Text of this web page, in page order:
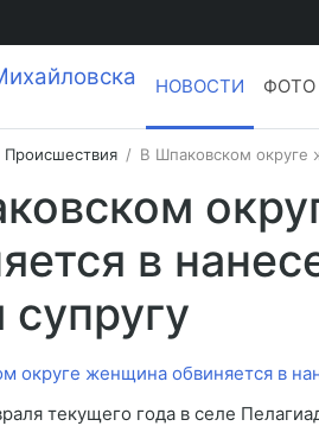
НОВОСТИ ФОТО
Происшествия ​В Шпаковском округе
в
текущего года в селе